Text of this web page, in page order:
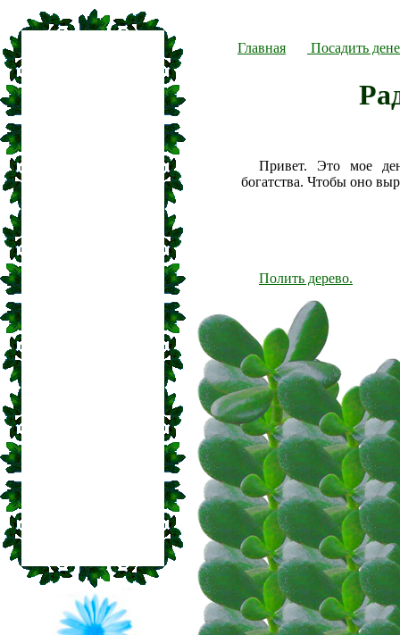
Главная Посадить
Привет. Это мое
богатства. Чтобы оно
Полить дерево.